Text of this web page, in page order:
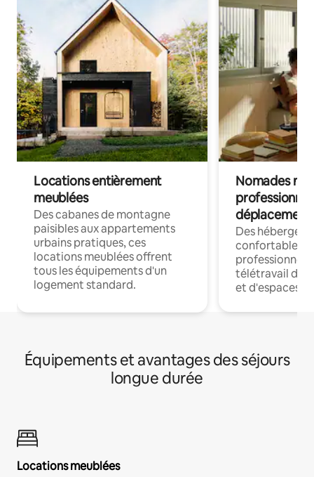
Locations entièrement
meublées
Des cabanes de montagne
paisibles aux appartements
urbains pratiques, ces
locations meublées offrent
tous les équipements d'un
logement standard.
Nomades
déplacement
Des
confortables
professionnels
télétravail
et d'espaces
Équipements et avantages des séjours
longue durée
Locations meublées